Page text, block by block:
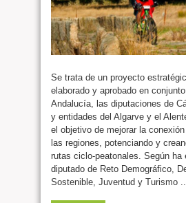
Se trata de un proyecto
elaborado y aprobado en
Andalucía, las diputaciones de
y entidades del Algarve y el
el objetivo de mejorar la
las regiones, potenciando y
rutas ciclo-peatonales. Según ha
diputado de Reto Demográfico,
Sostenible, Juventud y Turismo